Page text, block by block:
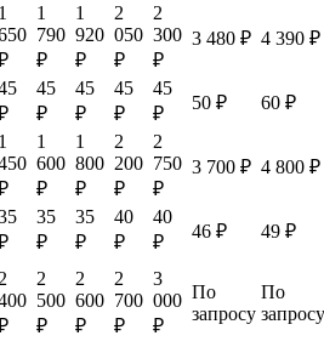
1
1
790
₽
1
920
₽
2
050
₽
2
300
₽
3 480 ₽ 4 390 ₽
45
₽
45
₽
45
₽
45
₽
50 ₽ 60 ₽
1
1
600
₽
1
800
₽
2
200
₽
2
750
₽
3 700 ₽ 4 800 ₽
35
₽
35
₽
40
₽
40
₽
46 ₽
49 ₽
2
2
500
₽
2
600
₽
2
700
₽
3
000
₽
По
запросу
По
запросу